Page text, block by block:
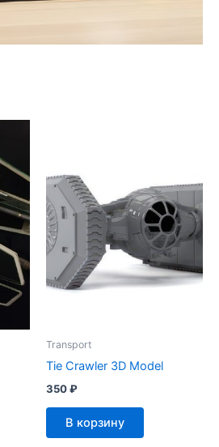
Transport
Tie Crawler 3D Model
350₽
В корзину